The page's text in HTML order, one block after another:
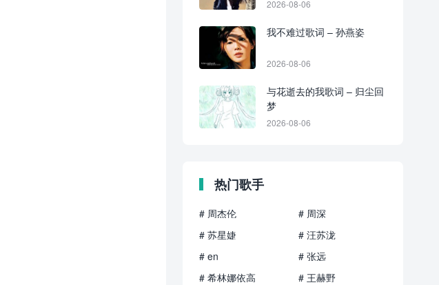
2026-08-06
我不难过歌词 – 孙燕姿
2026-08-06
与花逝去的我歌词 – 归尘回
梦
2026-08-06
热门歌手
# 周杰伦
# 周深
# 苏星婕
# 汪苏泷
# en
# 张远
# 希林娜依高
# 王赫野